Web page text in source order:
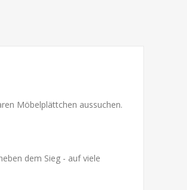
Möbelplättchen aussuchen.
dem Sieg - auf viele